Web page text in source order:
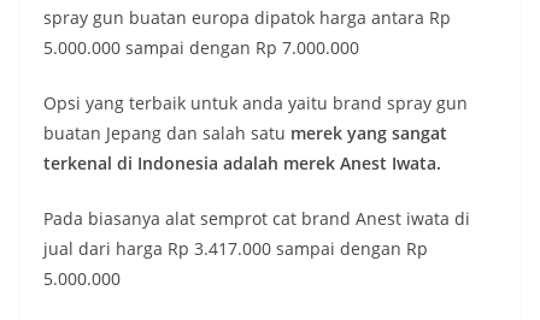
spray gun buatan europa dipatok harga antara Rp
5.000.000 sampai dengan Rp 7.000.000
Opsi yang terbaik untuk anda yaitu brand spray gun
buatan Jepang dan salah satu merek yang sangat
terkenal di Indonesia adalah merek Anest Iwata.
Pada biasanya alat semprot cat brand Anest iwata di
jual dari harga Rp 3.417.000 sampai dengan Rp
5.000.000